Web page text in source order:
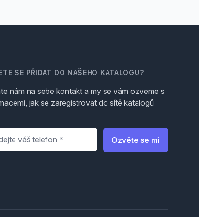
SE PŘIDAT DO NAŠEHO KATALOGU?
nám na sebe kontakt a my se vám ozveme s
jak se zaregistrovat do sítě katalogů
Ozvěte se mi